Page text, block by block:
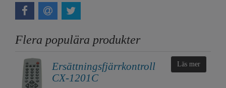
Flera populära produkter
Ersättningsfjärrkontroll
CX-1201C
Läs mer